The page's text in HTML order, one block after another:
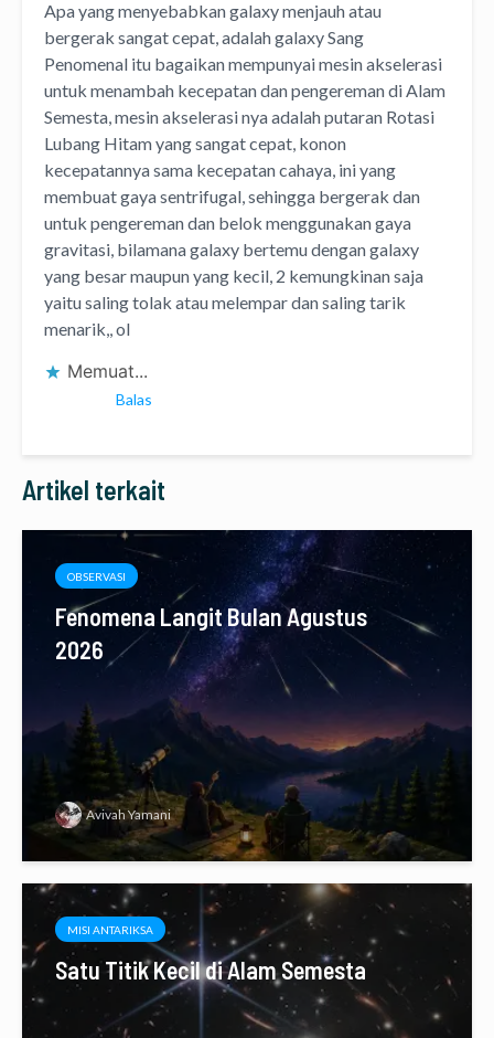
Apa yang menyebabkan galaxy menjauh atau
bergerak sangat cepat, adalah galaxy Sang
Penomenal itu bagaikan mempunyai mesin akselerasi
untuk menambah kecepatan dan pengereman di Alam
Semesta, mesin akselerasi nya adalah putaran Rotasi
Lubang Hitam yang sangat cepat, konon
kecepatannya sama kecepatan cahaya, ini yang
membuat gaya sentrifugal, sehingga bergerak dan
untuk pengereman dan belok menggunakan gaya
gravitasi, bilamana galaxy bertemu dengan galaxy
yang besar maupun yang kecil, 2 kemungkinan saja
yaitu saling tolak atau melempar dan saling tarik
menarik,, ol
Memuat...
Balas
Artikel terkait
OBSERVASI
Fenomena Langit Bulan Agustus
2026
Avivah Yamani
MISI ANTARIKSA
Satu Titik Kecil di Alam Semesta